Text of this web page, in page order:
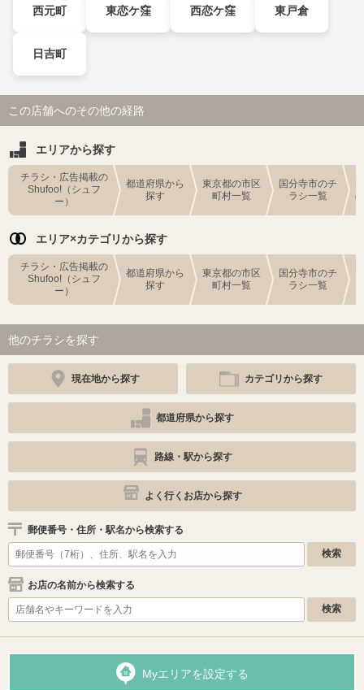
西元町 東恋ケ窪 西恋ケ窪 東戸倉
日吉町
この店舗へのその他の経路
エリアから探す
チラシ・広告掲載の
Shufoo!（シュフ
ー）
都道府県から
探す
東京都の市区
町村一覧
国分寺市のチ
ラシ一覧
エリア×カテゴリから探す
チラシ・広告掲載の
Shufoo!（シュフ
ー）
都道府県から
探す
東京都の市区
町村一覧
国分寺市のチ
ラシ一覧
他のチラシを探す
現在地から探す カテゴリから探す
都道府県から探す
路線・駅から探す
よく行くお店から探す
郵便番号・住所・駅名から検索する
お店の名前から検索する
Myエリアを設定する